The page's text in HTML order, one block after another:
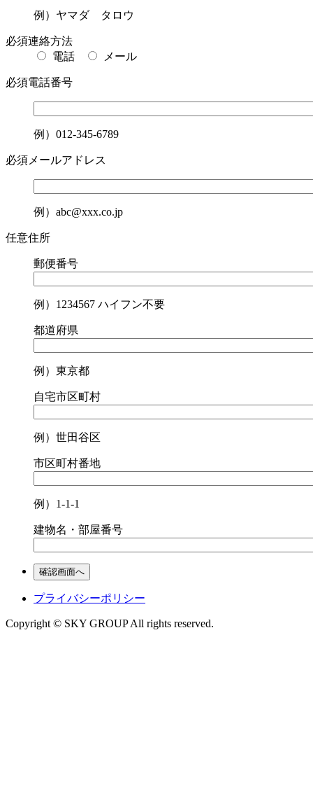
例）ヤマダ タロウ
必須連絡方法
電話
メール
必須電話番号
例）012-345-6789
必須 メールアドレス
例）abc@xxx.co.jp
任意住所
郵便番号
例）1234567 ハイフン不要
都道府県
例）東京都
自宅市区町村
例）世田谷区
市区町村番地
例）1-1-1
建物名・部屋番号
プライバシーポリシー
Copyright © SKY GROUP All rights reserved.